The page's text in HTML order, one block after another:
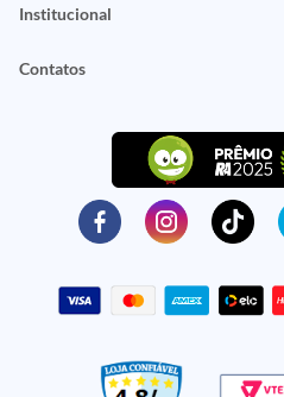
Institucional
Contatos